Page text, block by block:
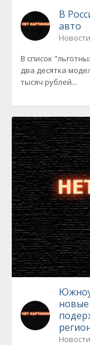
В
авто
Новости
В список
два десятка
тысяч рублей...
Новости